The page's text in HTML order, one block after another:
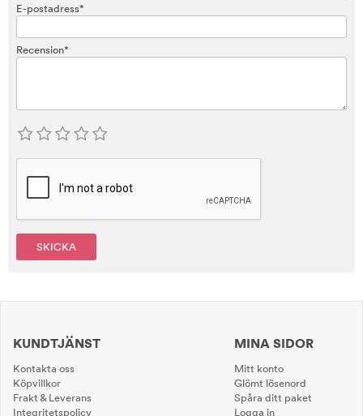
E-postadress*
Recension*
SKICKA
KUNDTJÄNST
Kontakta oss
Köpvillkor
Frakt & Leverans
Integritetspolicy
MINA SIDOR
Mitt konto
Glömt lösenord
Spåra ditt paket
Logga in